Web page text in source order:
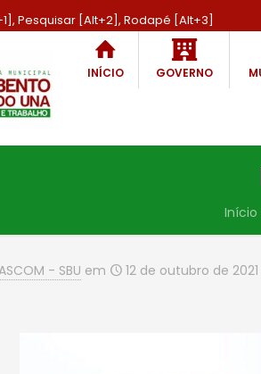
Pesquisar [Alt+2], Rodapé [Alt+3]
INÍCIO GOVERNO
Início
- SBU em 12 de outubro de 2021